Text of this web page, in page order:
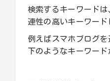
検索するキーワード
連性の高いキーワード
例えばスマホブログ
下のようなキーワード